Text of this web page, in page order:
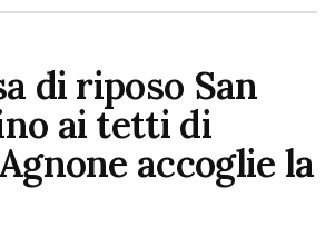
di riposo San
ai tetti di
accoglie la